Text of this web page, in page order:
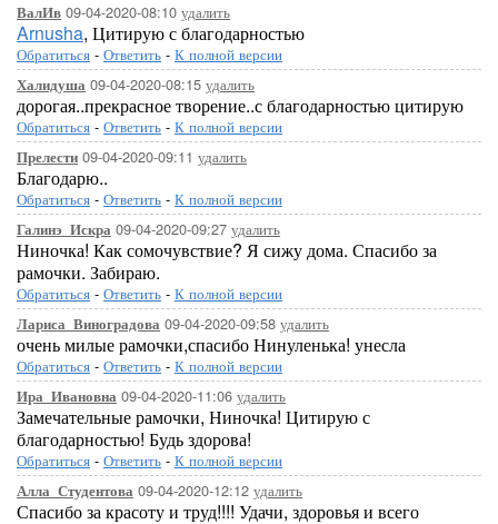
ВалИв 09-04-2020-08:10 удалить
Arnusha, Цитирую с благодарностью
Обратиться - Ответить - К полной версии
Халидуша 09-04-2020-08:15 удалить
дорогая..прекрасное творение..с благодарностью цитирую
Обратиться - Ответить - К полной версии
Прелести 09-04-2020-09:11 удалить
Благодарю..
Обратиться - Ответить - К полной версии
Галинэ_Искра 09-04-2020-09:27 удалить
Ниночка! Как сомочувствие? Я сижу дома. Спасибо за
рамочки. Забираю.
Обратиться - Ответить - К полной версии
Лариса_Виноградова 09-04-2020-09:58 удалить
очень милые рамочки,спасибо Нинуленька! унесла
Обратиться - Ответить - К полной версии
Ира_Ивановна 09-04-2020-11:06 удалить
Замечательные рамочки, Ниночка! Цитирую с
благодарностью! Будь здорова!
Обратиться - Ответить - К полной версии
Алла_Студентова 09-04-2020-12:12 удалить
Спасибо за красоту и труд!!!! Удачи, здоровья и всего